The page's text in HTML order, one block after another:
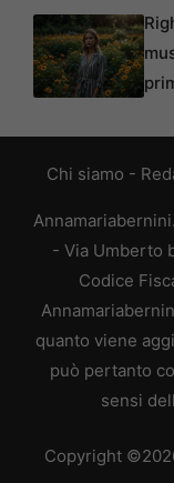
Chi siamo -
- Via Umberto
Codice
quanto viene
può pertanto
sensi
Copyright